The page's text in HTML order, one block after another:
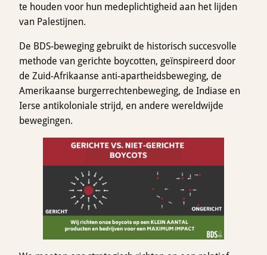
te houden voor hun medeplichtigheid aan het lijden
van Palestijnen.
De BDS-beweging gebruikt de historisch succesvolle
methode van gerichte boycotten, geïnspireerd door
de Zuid-Afrikaanse anti-apartheidsbeweging, de
Amerikaanse burgerrechtenbeweging, de Indiase en
Ierse antikoloniale strijd, en andere wereldwijde
bewegingen.